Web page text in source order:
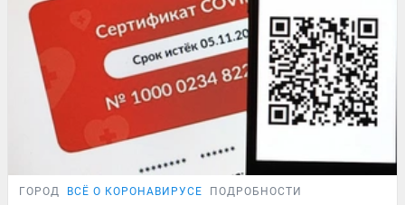
ГОРОД ВСЁ О КОРОНАВИРУСЕ ПОДРОБНОСТИ